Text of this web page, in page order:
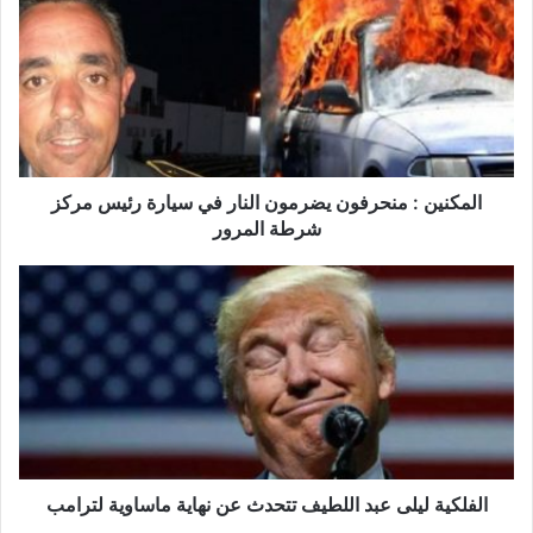
م
ك
ن
ي
:
م
ف
ن
ي
ر
م
و
المكنين : منحرفون يضرمون النار في سيارة رئيس مركز
شرطة المرور
ا
ف
ل
ي
ة
ل
ي
الفلكية ليلى عبد اللطيف تتحدث عن نهاية ماساوية لترامب